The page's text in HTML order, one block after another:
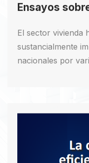
Ensayos
El sector vivienda
sustancialmente
nacionales por
el
puesto que la
duración cuyo